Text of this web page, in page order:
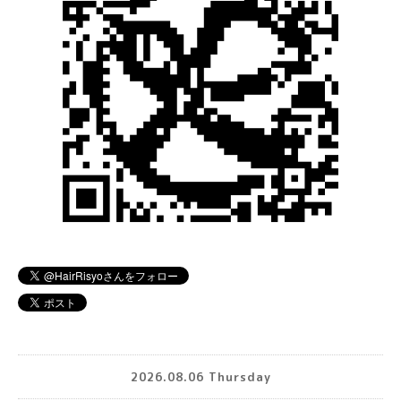
2026.08.06 Thursday